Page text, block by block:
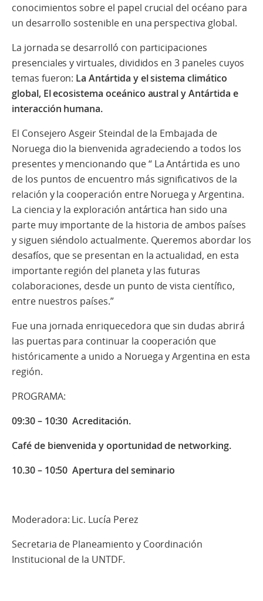
conocimientos sobre el papel crucial del océano para
un desarrollo sostenible en una perspectiva global.
La jornada se desarrolló con participaciones
presenciales y virtuales, divididos en 3 paneles cuyos
temas fueron: La Antártida y el sistema climático
global, El ecosistema oceánico austral y Antártida e
interacción humana.
El Consejero Asgeir Steindal de la Embajada de
Noruega dio la bienvenida agradeciendo a todos los
presentes y mencionando que “ La Antártida es uno
de los puntos de encuentro más significativos de la
relación y la cooperación entre Noruega y Argentina.
La ciencia y la exploración antártica han sido una
parte muy importante de la historia de ambos países
y siguen siéndolo actualmente. Queremos abordar los
desafíos, que se presentan en la actualidad, en esta
importante región del planeta y las futuras
colaboraciones, desde un punto de vista científico,
entre nuestros países.”
Fue una jornada enriquecedora que sin dudas abrirá
las puertas para continuar la cooperación que
históricamente a unido a Noruega y Argentina en esta
región.
PROGRAMA:
09:30 – 10:30 Acreditación.
Café de bienvenida y oportunidad de networking.
10.30 – 10:50 Apertura del seminario
Moderadora: Lic. Lucía Perez
Secretaria de Planeamiento y Coordinación
Institucional de la UNTDF.